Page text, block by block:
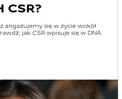
CSR?
angażujemy się w życie wokół
jak CSR wpisuje się w DNA